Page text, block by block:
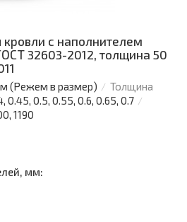
с наполнителем
32603-2012, толщина 50
(Режем в размер)
Толщина
0.45, 0.5, 0.55, 0.6, 0.65, 0.7
1190
мм: